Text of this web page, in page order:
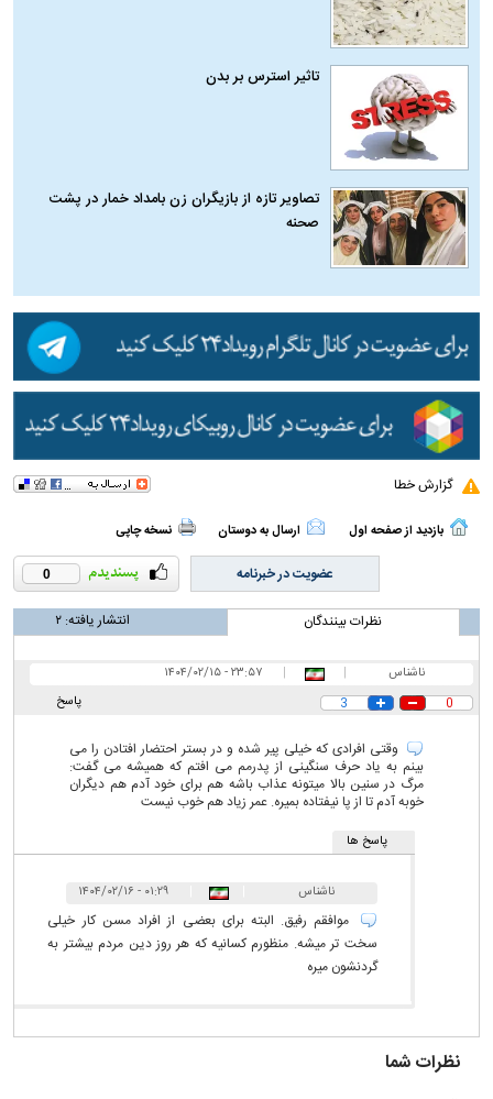
تاثیر استرس بر بدن
تصاویر تازه از بازیگران زن بامداد خمار در پشت
صحنه
گزارش خطا
بازدید از صفحه اول ارسال به دوستان نسخه چاپی
0 عضویت در خبرنامه
نظرات بینندگان انتشار یافته:۲
ناشناس |
|
۲۳:۵۷ - ۱۴۰۴/۰۲/۱۵
پاسخ
0
3
وقتی افرادی که خیلی پیر شده و در بستر احتضار افتادن را می
بینم به یاد حرف سنگینی از پدرمم می افتم که همیشه می گفت:
مرگ در سنین بالا میتونه عذاب باشه هم برای خود آدم هم دیگران
خوبه آدم تا از پا نیفتاده بمیره. عمر زیاد هم خوب نیست
پاسخ ها
ناشناس ۰۱:۲۹ - ۱۴۰۴/۰۲/۱۶
موافقم رفیق. البته برای بعضی از افراد مسن کار خیلی
سخت تر میشه. منظورم کسانیه که هر روز دین مردم بیشتر به
گردنشون میره
نظرات شما